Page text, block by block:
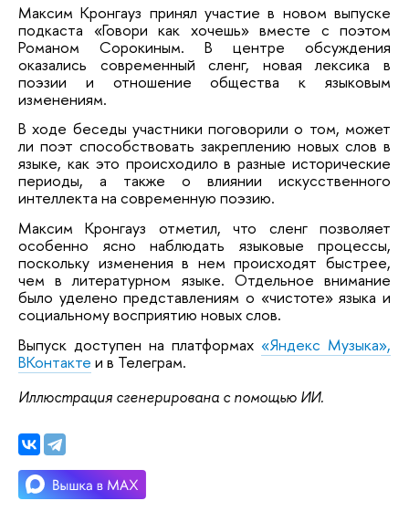
Максим Кронгауз принял участие в новом выпуске
подкаста «Говори как хочешь» вместе с поэтом
Романом Сорокиным. В центре обсуждения
оказались современный сленг, новая лексика в
поэзии и отношение общества к языковым
изменениям.
В ходе беседы участники поговорили о том, может
ли поэт способствовать закреплению новых слов в
языке, как это происходило в разные исторические
периоды, а также о влиянии искусственного
интеллекта на современную поэзию.
Максим Кронгауз отметил, что сленг позволяет
особенно ясно наблюдать языковые процессы,
поскольку изменения в нем происходят быстрее,
чем в литературном языке. Отдельное внимание
было уделено представлениям о «чистоте» языка и
социальному восприятию новых слов.
Выпуск доступен на платформах «Яндекс Музыка»,
ВКонтакте и в Телеграм.
Иллюстрация сгенерирована с помощью ИИ.